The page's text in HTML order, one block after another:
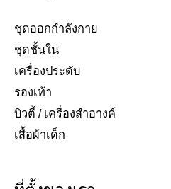
ชุดออกกำลังกาย
ชุดชั้นใน
เครื่องประดับ​
รองเท้า​
บิวตี้ / เครื่องสำอางค์
เสื้อผ้าเด็ก